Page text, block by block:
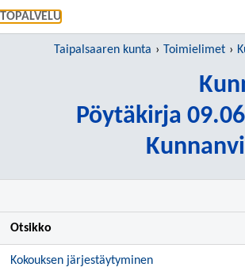
Taipalsaaren kunta Toimielimet
Pöytäkirja
Otsikko
Kokouksen järjestäytyminen